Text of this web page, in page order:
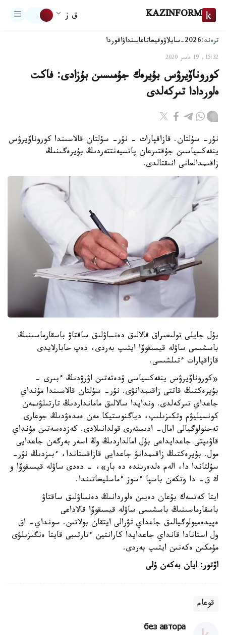
KAZINFORM ق ز
ترەند:2026-سايلاۋ وقيعاتاعايىنداۋاقوردا
15:32, 19 مامىر 2020
كوروناۆيرۋس بۇيرەك جۇمىسىن بۇزادى: فاكت
ەلوردادا تىركەلدى
نۇر- سۇلتان. قازاقپارات - نۇر- سۇلتان قالاسىندا كوروناۆيرۋس
ينفەكسياسىن جۇقتىرعان پاتسيەنتتەردىڭ بۇيرەگىنىڭ
زاقىمدالعانى انىقتالدى.
بۇل جايلى تولىعىراق قالالىق دەنساۋلىق ساقتاۋ باسقارماسىنىڭ
باسشىسى ساۋلە قيسىقوۆا ايتىپ بەردى، دەپ حابارلايدى
قازاقپارات ءتىلشىسى.
«كوروناۆيرۋس ينفەكسياسى ۇدەتەتىن اۋرۋدىڭ ءبىرى -
بۇيرەكتىڭ قاتتى زاقىمدانۋى. نۇر- سۇلتان قالاسىندا مۇنداي
جاعداي تىركەلدى. وندايدا سالالىق مامانداردىڭ تارتىلۋىمەن
كونسيليۋم وتكىزىلىپ، دياگنوستيكا مەن ەمدەۋدىڭ جوعارى
تەحنولوگيالى امال- ادىستەرى قولدانىلادى. كەزدەسەتىن مۇنداي
قاۋىپتى جاعدايداعى بۇل امالداردىڭ وڭ اسەر بەرگەن جاعدايى
مول. بۇيرەكتىڭ زاقىمدانۋ جاعدايى قازاقستاندا، ءبىزدىڭ نۇر-
سۇلتاندا دا، الەم ەلدەرىندە دە بار»، - دەدى ساۋلە قيسىقوۆا و
ك ق- دا وتكەن باسپا ءسوز ءماسليحاتىندا.
ايتا كەتسەك بۇعان دەيىن ەلوردانىڭ دەنساۋلىق ساقتاۋ
باسقارماسىنىڭ باسشىسى ساۋلە قيسىقوۆا قالاداعى
ەپيدەميولوگيالىق جاعداي تۋرالى ايتقان بولاتىن. سونداي- اق
ول استانادا قانداي جاعدايدا كارانتين ءتارتىبى قايتا ەنگىزىلۋى
مۇمكىن ەكەنىن ايتىپ بەردى.
اۆتور: ايان بەكەن ۇلى
قوعام
без автора